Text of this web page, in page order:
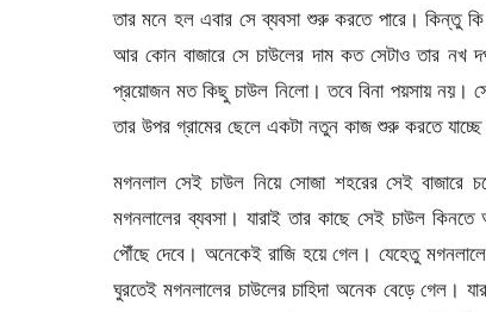
তার মনে হল এবার সে ব্যবসা শুরু করতে পারে। কিন্তু কি
আর কোন বাজারে সে চাউলের দাম কত সেটাও তার নখ
প্রয়োজন মত কিছু চাউল নিলো। তবে বিনা পয়সায় নয়।
তার উপর গ্রামের ছেলে একটা নতুন কাজ শুরু করতে
মগনলাল সেই চাউল নিয়ে সোজা শহরের সেই বাজারে
মগনলালের ব্যবসা। যারাই তার কাছে সেই চাউল
পৌঁছে দেবে। অনেকেই রাজি হয়ে গেল। যেহেতু
ঘুরতেই মগনলালের চাউলের চাহিদা অনেক বেড়ে গেল।